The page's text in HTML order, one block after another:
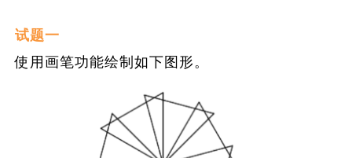
试题一
使用画笔功能绘制如下图形。